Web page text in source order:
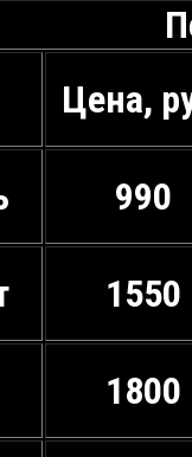
Цена,
990
1550
1800